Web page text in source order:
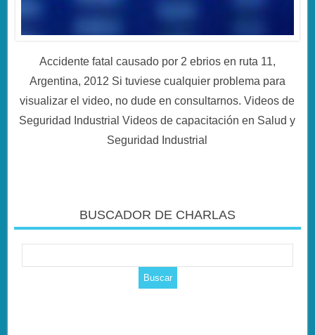
Accidente fatal causado por 2 ebrios en ruta 11,
Argentina, 2012 Si tuviese cualquier problema para
visualizar el video, no dude en consultarnos. Videos de
Seguridad Industrial Videos de capacitación en Salud y
Seguridad Industrial
BUSCADOR DE CHARLAS